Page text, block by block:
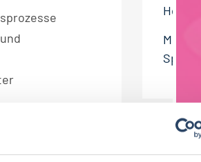
in